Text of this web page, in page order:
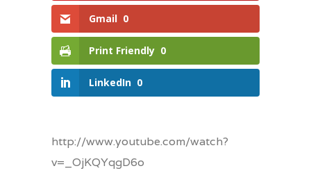
Gmail 0
Print Friendly 0
LinkedIn 0
http://www.youtube.com/watch?
v=_OjKQYqgD6o